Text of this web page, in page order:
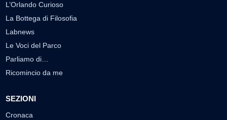
L’Orlando Curioso
La Bottega di Filosofia
Labnews
Le Voci del Parco
Parliamo di…
Ricomincio da me
SEZIONI
Cronaca